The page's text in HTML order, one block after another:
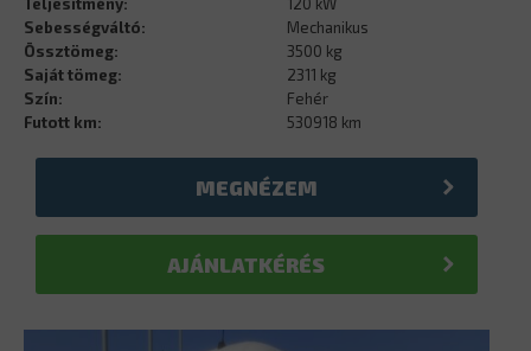
Teljesítmény:
120 kW
Sebességváltó:
Mechanikus
Össztömeg:
3500 kg
Saját tömeg:
2311 kg
Szín:
Fehér
Futott km:
530918 km
MEGNÉZEM
AJÁNLATKÉRÉS